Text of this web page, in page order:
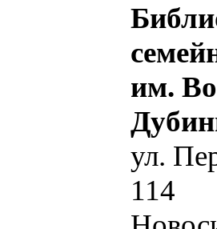
им.
ул.
114